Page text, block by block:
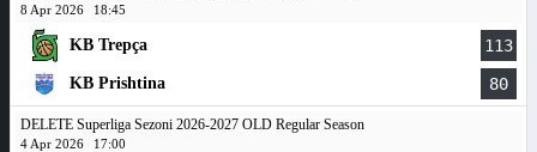
8 Apr 2026 18:45
KB Trepça 113
KB Prishtina 80
DELETE Superliga Sezoni 2026-2027 OLD Regular Season
4 Apr 2026 17:00